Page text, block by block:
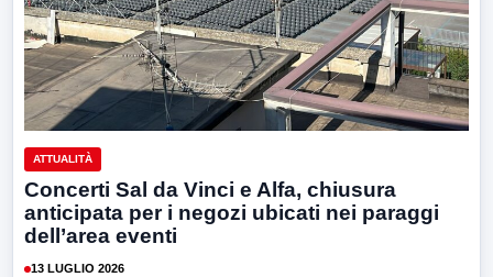
ATTUALITÀ
Concerti Sal da Vinci e Alfa, chiusura
anticipata per i negozi ubicati nei paraggi
dell’area eventi
13 LUGLIO 2026